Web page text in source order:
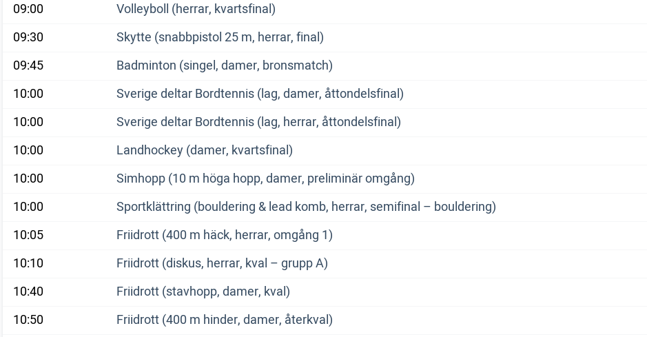
09:00
Volleyboll (herrar, kvartsfinal)
09:30
Skytte (snabbpistol 25 m, herrar, final)
09:45
Badminton (singel, damer, bronsmatch)
10:00
Sverige deltar Bordtennis (lag, damer, åttondelsfinal)
10:00
Sverige deltar Bordtennis (lag, herrar, åttondelsfinal)
10:00
Landhockey (damer, kvartsfinal)
10:00
Simhopp (10 m höga hopp, damer, preliminär omgång)
10:00
Sportklättring (bouldering & lead komb, herrar, semifinal – bouldering)
10:05
Friidrott (400 m häck, herrar, omgång 1)
10:10
Friidrott (diskus, herrar, kval – grupp A)
10:40
Friidrott (stavhopp, damer, kval)
10:50
Friidrott (400 m hinder, damer, återkval)